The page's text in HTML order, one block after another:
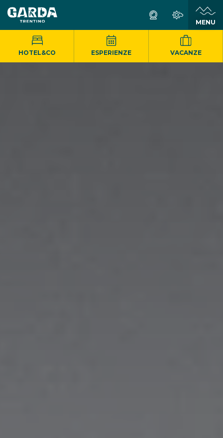
MENU
HOTEL&CO ESPERIENZE VACANZE